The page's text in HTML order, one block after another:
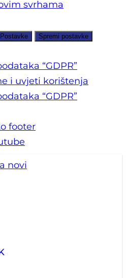
svrhama
Postavke Spremi postavke
“GDPR”
i uvjeti korištenja
“GDPR”
footer